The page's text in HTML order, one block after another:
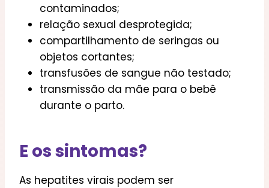
contaminados;
relação sexual desprotegida;
compartilhamento de seringas ou
objetos cortantes;
transfusões de sangue não testado;
transmissão da mãe para o bebê
durante o parto.
E os sintomas?
As hepatites virais podem ser